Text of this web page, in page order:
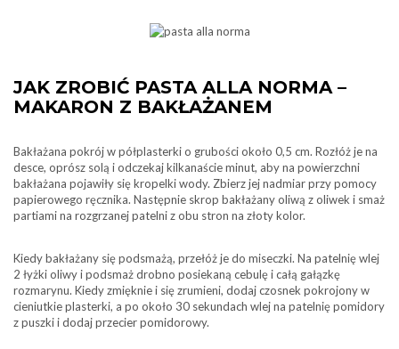
JAK ZROBIĆ PASTA ALLA NORMA –
MAKARON Z BAKŁAŻANEM
Bakłażana pokrój w półplasterki o grubości około 0,5 cm. Rozłóż je na
desce, oprósz solą i odczekaj kilkanaście minut, aby na powierzchni
bakłażana pojawiły się kropelki wody. Zbierz jej nadmiar przy pomocy
papierowego ręcznika. Następnie skrop bakłażany oliwą z oliwek i smaż
partiami na rozgrzanej patelni z obu stron na złoty kolor.
Kiedy bakłażany się podsmażą, przełóż je do miseczki. Na patelnię wlej
2 łyżki oliwy i podsmaż drobno posiekaną cebulę i całą gałązkę
rozmarynu. Kiedy zmięknie i się zrumieni, dodaj czosnek pokrojony w
cieniutkie plasterki, a po około 30 sekundach wlej na patelnię pomidory
z puszki i dodaj przecier pomidorowy.